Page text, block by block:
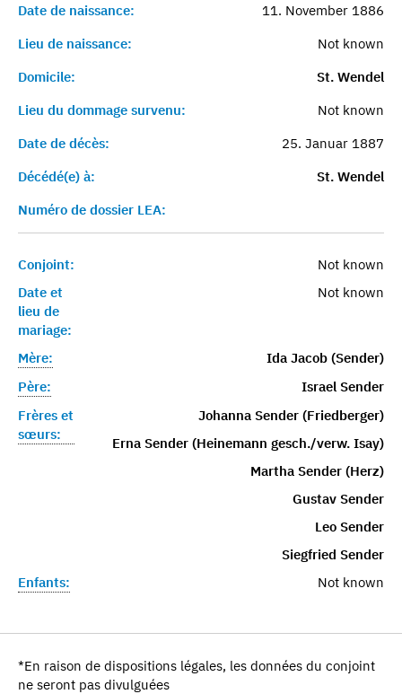
Date de naissance:
11. November 1886
Lieu de naissance:
Not known
Domicile:
St. Wendel
Lieu du dommage survenu:
Not known
Date de décès:
25. Januar 1887
Décédé(e) à:
St. Wendel
Numéro de dossier LEA:
Conjoint:
Not known
Date et
lieu de
mariage:
Not known
Mère:
Ida Jacob (Sender)
Père:
Israel Sender
Frères et
sœurs:
Johanna Sender (Friedberger)
Erna Sender (Heinemann gesch./verw. Isay)
Martha Sender (Herz)
Gustav Sender
Leo Sender
Siegfried Sender
Enfants:
Not known
*En raison de dispositions légales, les données du conjoint
ne seront pas divulguées